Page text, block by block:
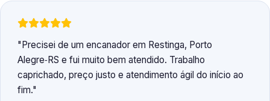
Precisei de um encanador em Restinga, Porto
Alegre‑RS e fui muito bem atendido. Trabalho
caprichado, preço justo e atendimento ágil do início ao
fim.